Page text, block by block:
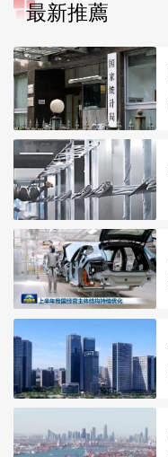
最新推薦